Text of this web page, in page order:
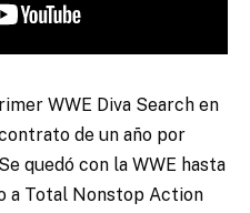
WWE Diva Search en
de un año por
quedó con la WWE hasta
a Total Nonstop Action